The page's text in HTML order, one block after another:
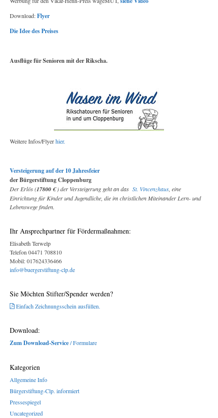
Download:Flyer
Die Idee des Preises
Ausflüge für Senioren mit der Rikscha.
Weitere Infos/Flyerhier.
Versteigerung auf der 10 Jahresfeier
der Bürgerstiftung Cloppenburg
Der Erlös (17800 €) der Versteigerung geht an das St. Vincenzhaus , eine
Einrichtung für Kinder und Jugendliche, die im christlichen Miteinander Lern- und
Lebenswege finden.
Ihr Ansprechpartner für Fördermaßnahmen:
Elisabeth Terwelp
Telefon 04471 708810
Mobil: 017624336466
info@buergerstiftung-clp.de
Sie Möchten Stifter/Spender werden?
Einfach Zeichnungsschein ausfüllen.
Download:
Zum Download-Service/ Formulare
Kategorien
Allgemeine Info
Bürgerstiftung-Clp. informiert
Pressespiegel
Uncategorized